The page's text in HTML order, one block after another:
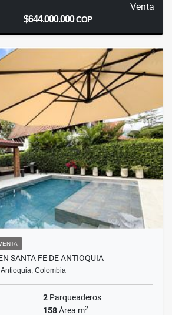
Venta
$644.000.000COP
SANTA FE DE ANTIOQUIA
Colombia
2 Parqueaderos
158Área m2